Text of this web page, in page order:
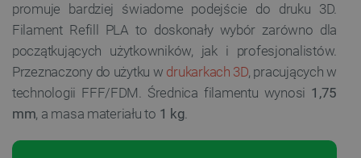
promuje bardziej świadome podejście do druku 3D.
Filament Refill PLA to doskonały wybór zarówno dla
początkujących użytkowników, jak i profesjonalistów.
Przeznaczony do użytku w drukarkach 3D, pracujących w
technologii FFF/FDM. Średnica filamentu wynosi 1,75
mm, a masa materiału to 1 kg.